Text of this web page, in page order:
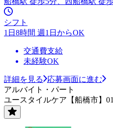
シフト
1日8時間 週1日からOK
交通費支給
未経験OK
詳細を見る
応募画面に進む
アルバイト・パート
ユースタイルケア【船橋市】